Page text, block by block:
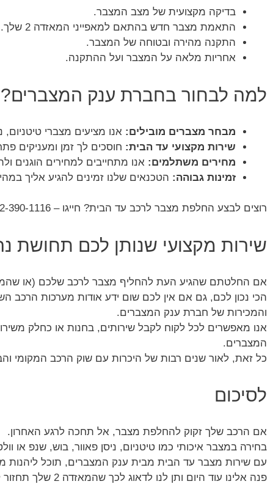
בדיקה מקצועית של מצב המצבר.
התאמת מצבר חדש בהתאם למאפייני המאזדה 2 שלך.
התקנה מהירה ובטוחה של המצבר.
אחריות מלאה על המצבר ועל ההתקנה.
למה לבחור בחברת ענק המצברים?
מבחר מצברים מובילים: אנו מציעים מצברי טיטניום,
שירות מקצועי עד הבית: חוסכים לך זמן ומעניקים
מחירים משתלמים: אנו מתחייבים למחירים הוגנים
זמינות גבוהה: הטכנאים שלנו זמינים להגיע אליך
רוצים לבצע החלפת מצבר לרכב עד הבית? חייגו – 072-390-1116
שירות מקצועי שנותן לכם תחושת
אם החלטתם שהגיע העת להחליף מצבר לרכב שלכם (או
הכי נכון לכם, גם אם אין לכם שום ידע אודות מערכות הרכב
והמכירות של חברת ענק המצברים.
אנו מאפשרים לכל לקוח לקבל שירותים, בחנות או כחלק
המצברים.
כל זאת, לאור שנים רבות של היכרות עם שוק הרכב המקומי
לסיכום
אם הרכב שלך זקוק להחלפת מצבר, אל תחכה לרגע האחרון.
בחירה במצבר איכותי כמו טיטניום, ניסן פאוור, בוש, שנפ או
עם שירות מצבר עד הבית מבית ענק המצברים, תוכל ליהנות
פנה אלינו עוד היום ותן לנו לדאוג לכך שהמאזדה 2 שלך תחזור לפעול במלוא הכוח!